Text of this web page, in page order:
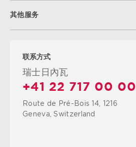
其他服务
联系方式
瑞士日內瓦
+41 22 717 00 00
Route de Pré-Bois 14, 1216
Geneva, Switzerland